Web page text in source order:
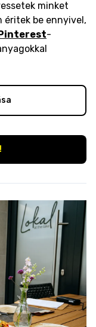
minket
éritek be ennyivel,
-